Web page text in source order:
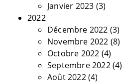
Janvier 2023 (3)
2022
Décembre 2022 (3)
Novembre 2022 (8)
Octobre 2022 (4)
Septembre 2022(4)
Août 2022(4)